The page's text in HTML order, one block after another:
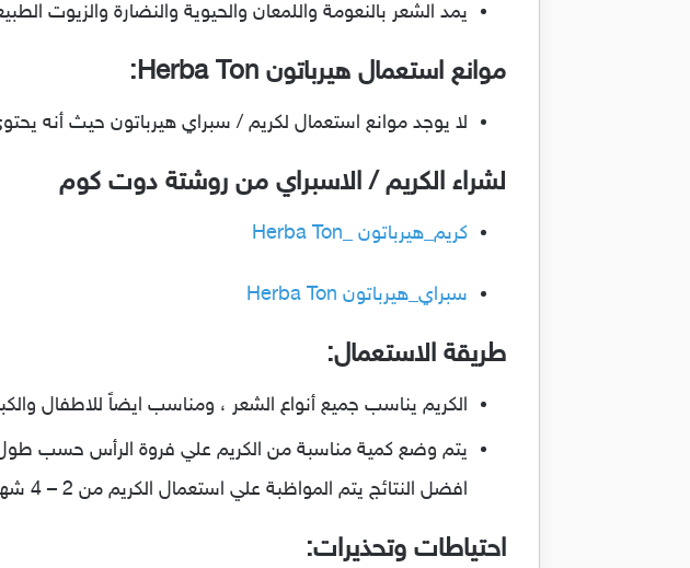
يمد الشعر بالنعومة واللمعان والحيوية والنضارة والزيوت
موانع استعمال هيرباتون Herba Ton:
لا يوجد موانع استعمال لكريم / سبراي هيرباتون حيث أنه
لشراء الكريم / الاسبراي من روشتة دوت كوم
كريم_هيرباتون _Herba Ton
سبراي_هيرباتون Herba Ton
طريقة الاستعمال:
الكريم يناسب جميع أنواع الشعر ، ومناسب ايضاً للاطفال
افضل النتائج يتم المواظبة علي استعمال الكريم من 2 – 4 شهور.
احتياطات وتحذيرات: